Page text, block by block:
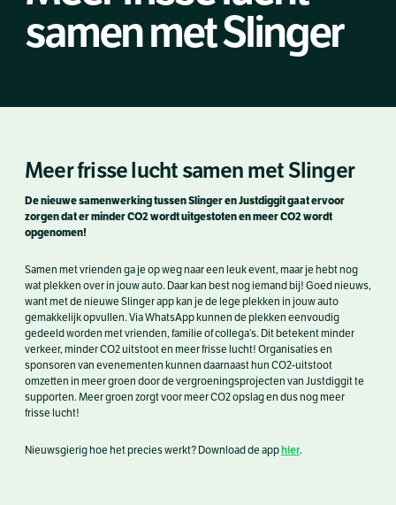
samen met Slinger
Meer frisse lucht samen met Slinger
De nieuwe samenwerking tussen Slinger en Justdiggit gaat ervoor
zorgen dat er minder CO2 wordt uitgestoten en meer CO2 wordt
opgenomen!
Samen met vrienden ga je op weg naar een leuk event, maar je hebt nog
wat plekken over in jouw auto. Daar kan best nog iemand bij! Goed nieuws,
want met de nieuwe Slinger app kan je de lege plekken in jouw auto
gemakkelijk opvullen. Via WhatsApp kunnen de plekken eenvoudig
gedeeld worden met vrienden, familie of collega’s. Dit betekent minder
verkeer, minder CO2 uitstoot en meer frisse lucht! Organisaties en
sponsoren van evenementen kunnen daarnaast hun CO2-uitstoot
omzetten in meer groen door de vergroeningsprojecten van Justdiggit te
supporten. Meer groen zorgt voor meer CO2 opslag en dus nog meer
frisse lucht!
Nieuwsgierig hoe het precies werkt? Download de apphier.